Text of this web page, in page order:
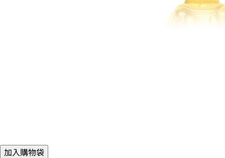
加入購物袋